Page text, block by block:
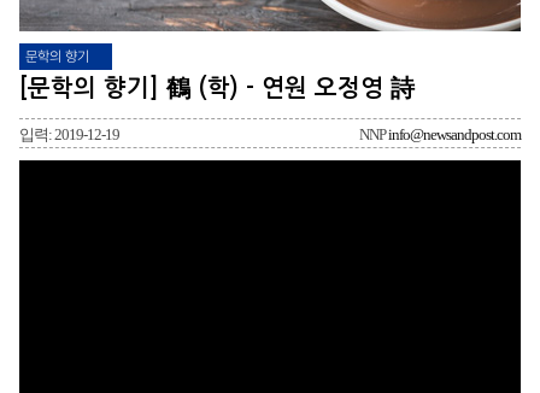
문학의 향기
[문학의 향기] 鶴 (학) - 연원 오정영 詩
입력: 2019-12-19 NNPinfo@newsandpost.com